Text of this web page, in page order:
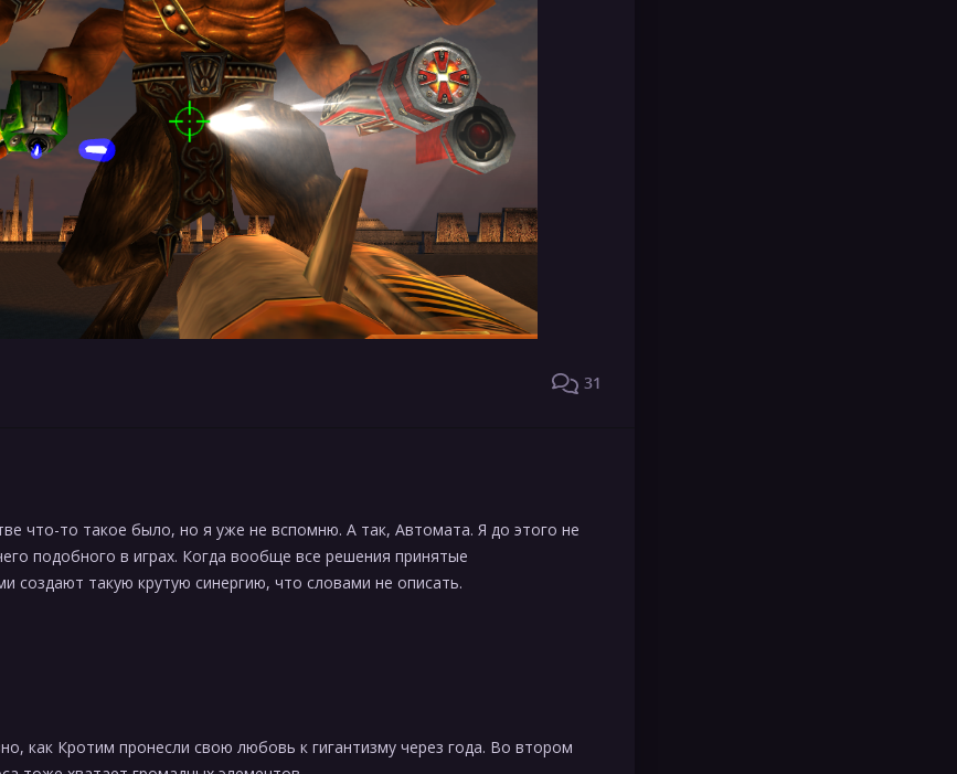
31
что-то такое было, но я уже не вспомню. А так, Автомата. Я до этого не
подобного в играх. Когда вообще все решения принятые
создают такую крутую синергию, что словами не описать.
как Кротим пронесли свою любовь к гигантизму через года. Во втором